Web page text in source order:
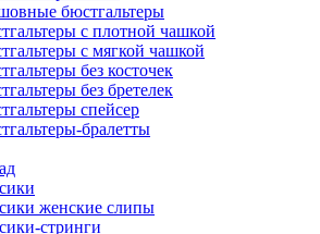
бюстгальтеры
с плотной чашкой
с мягкой чашкой
без косточек
без бретелек
спейсер
бралетты
женские слипы
стринги